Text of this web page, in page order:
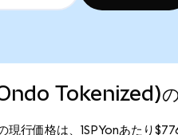
Tokenized)の
行価格は、1SPYonあたり